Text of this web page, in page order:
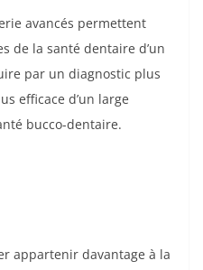
avancés permettent
de la santé dentaire d’un
par un diagnostic plus
efficace d’un large
bucco-dentaire.
appartenir davantage à la